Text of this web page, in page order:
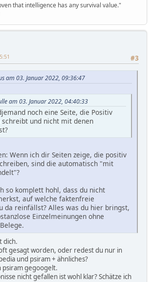
that intelligence has any survival value."
#3
am 03. Januar 2022, 09:36:47
am 03. Januar 2022, 04:40:33
noch eine Seite, die Positiv
und nicht mit denen
Wenn ich dir Seiten zeige, die positiv
sind die automatisch "mit
so komplett hohl, dass du nicht
auf welche faktenfreie
da reinfällst? Alles was du hier bringst,
Einzelmeinungen ohne
dich.
gesagt worden, oder redest du nur in
und psiram + ähnliches?
psiram gegoogelt.
nicht gefallen ist wohl klar? Schätze ich